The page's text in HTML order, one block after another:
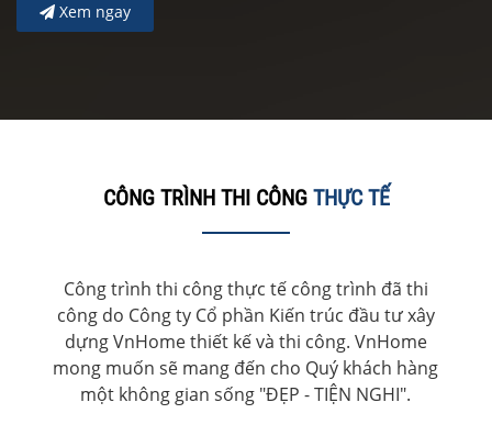
Xem ngay
CÔNG TRÌNH THI CÔNG THỰC TẾ
Công trình thi công thực tế công trình đã thi
công do Công ty Cổ phần Kiến trúc đầu tư xây
dựng VnHome thiết kế và thi công. VnHome
mong muốn sẽ mang đến cho Quý khách hàng
một không gian sống "ĐẸP - TIỆN NGHI".